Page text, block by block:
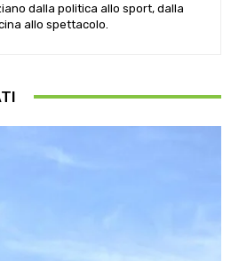
dalla politica allo sport, dalla
allo spettacolo.